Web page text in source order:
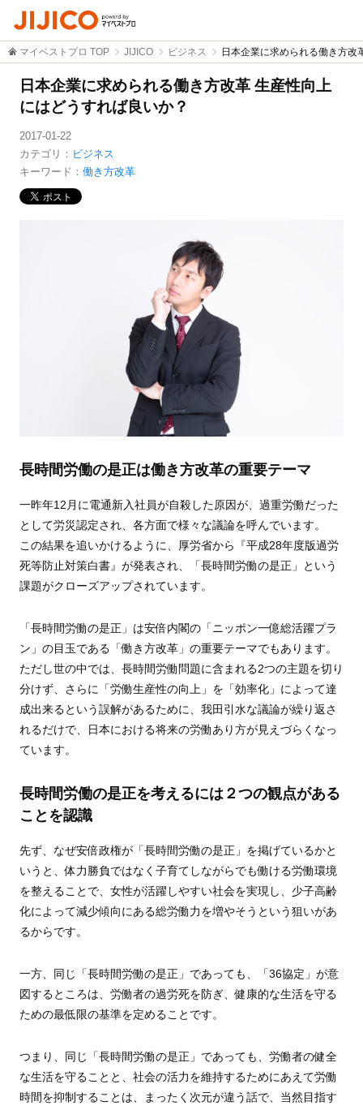
マイベストプロ TOP JIJICO ビジネス 日本企業に求められる働き方改
日本企業に求められる働き方改革 生産性向上
にはどうすれば良いか？
2017-01-22
カテゴリ： ビジネス
キーワード： 働き方改革
長時間労働の是正は働き方改革の重要テーマ
一昨年12月に電通新入社員が自殺した原因が、過重労働だった
として労災認定され、各方面で様々な議論を呼んでいます。
この結果を追いかけるように、厚労省から『平成28年度版過労
死等防止対策白書』が発表され、「長時間労働の是正」という
課題がクローズアップされています。
「長時間労働の是正」は安倍内閣の「ニッポン一億総活躍プラ
ン」の目玉である「働き方改革」の重要テーマでもあります。
ただし世の中では、長時間労働問題に含まれる2つの主題を切り
分けず、さらに「労働生産性の向上」を「効率化」によって達
成出来るという誤解があるために、我田引水な議論が繰り返さ
れるだけで、日本における将来の労働あり方が見えづらくなっ
ています。
長時間労働の是正を考えるには２つの観点がある
ことを認識
先ず、なぜ安倍政権が「長時間労働の是正」を掲げているかと
いうと、体力勝負ではなく子育てしながらでも働ける労働環境
を整えることで、女性が活躍しやすい社会を実現し、少子高齢
化によって減少傾向にある総労働力を増やそうという狙いがあ
るからです。
一方、同じ「長時間労働の是正」であっても、「36協定」が意
図するところは、労働者の過労死を防ぎ、健康的な生活を守る
ための最低限の基準を定めることです。
つまり、同じ「長時間労働の是正」であっても、労働者の健全
な生活を守ることと、社会の活力を維持するためにあえて労働
時間を抑制することは、まったく次元が違う話で、当然目指す